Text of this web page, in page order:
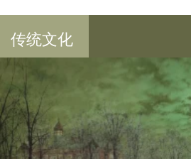
传统文化